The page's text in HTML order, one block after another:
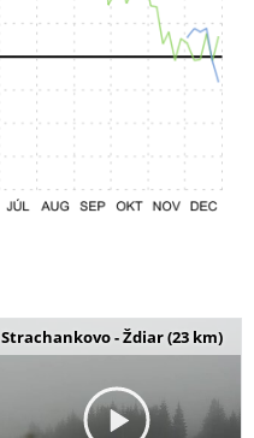
Strachankovo - Ždiar (23 km)